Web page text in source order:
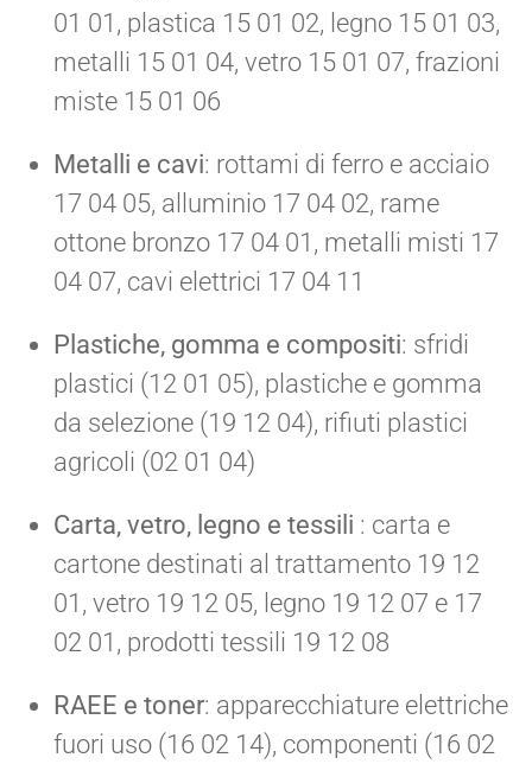
01 01, plastica 15 01 02, legno 15 01 03,
metalli 15 01 04, vetro 15 01 07, frazioni
miste 15 01 06
Metalli e cavi: rottami di ferro e acciaio
17 04 05, alluminio 17 04 02, rame
ottone bronzo 17 04 01, metalli misti 17
04 07, cavi elettrici 17 04 11
Plastiche, gomma e compositi: sfridi
plastici (12 01 05), plastiche e gomma
da selezione (19 12 04), rifiuti plastici
agricoli (02 01 04)
Carta, vetro, legno e tessili : carta e
cartone destinati al trattamento 19 12
01, vetro 19 12 05, legno 19 12 07 e 17
02 01, prodotti tessili 19 12 08
RAEE e toner: apparecchiature elettriche
fuori uso (16 02 14), componenti (16 02